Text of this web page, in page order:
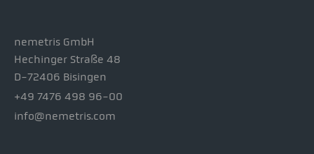
nemetris GmbH
Hechinger Straße 48
D-72406 Bisingen
+49 7476 498 96-00
info@nemetris.com